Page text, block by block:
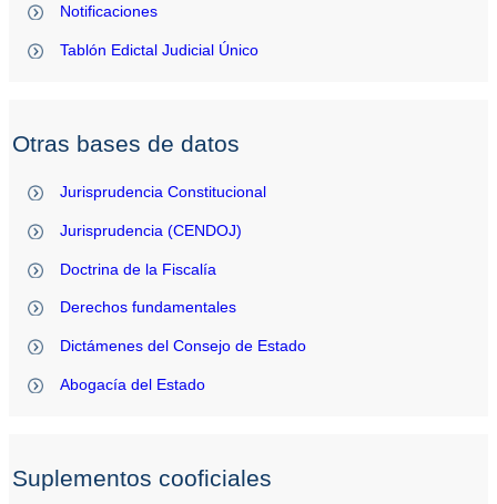
Notificaciones
Tablón Edictal Judicial Único
Otras bases de datos
Jurisprudencia Constitucional
Jurisprudencia (CENDOJ)
Doctrina de la Fiscalía
Derechos fundamentales
Dictámenes del Consejo de Estado
Abogacía del Estado
Suplementos cooficiales